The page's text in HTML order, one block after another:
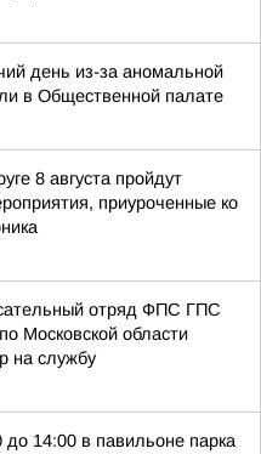
день из-за аномальной
в Общественной палате
8 августа пройдут
приуроченные ко
отряд ФПС ГПС
Московской области
на службу
до 14:00 в павильоне парка